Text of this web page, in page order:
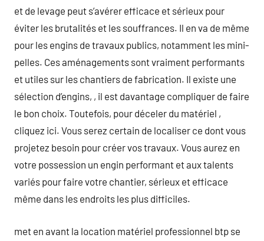
et de levage peut s’avérer efficace et sérieux pour
éviter les brutalités et les souffrances. Il en va de même
pour les engins de travaux publics, notamment les mini-
pelles. Ces aménagements sont vraiment performants
et utiles sur les chantiers de fabrication. Il existe une
sélection d’engins, , il est davantage compliquer de faire
le bon choix. Toutefois, pour déceler du matériel ,
cliquez ici. Vous serez certain de localiser ce dont vous
projetez besoin pour créer vos travaux. Vous aurez en
votre possession un engin performant et aux talents
variés pour faire votre chantier, sérieux et efficace
même dans les endroits les plus difficiles.
met en avant la location matériel professionnel btp se